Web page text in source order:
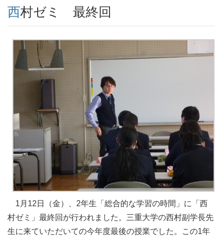
西村ゼミ 最終回
1月12日（金）、2年生「総合的な学習の時間」に「西
村ゼミ」最終回が行われました。三重大学の西村副学長先
生に来ていただいての今年度最後の授業でした。この1年